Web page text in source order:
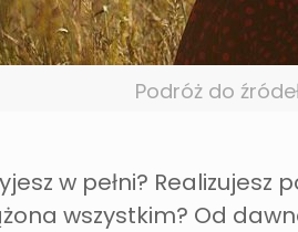
Podróż do
w pełni?
wszystkim? Od